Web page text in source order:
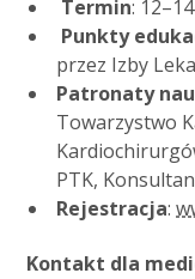
Termin:
Punkty
przez Izby
Patronaty
Towarzystwo
PTK,
Rejestracja:
Kontakt dla